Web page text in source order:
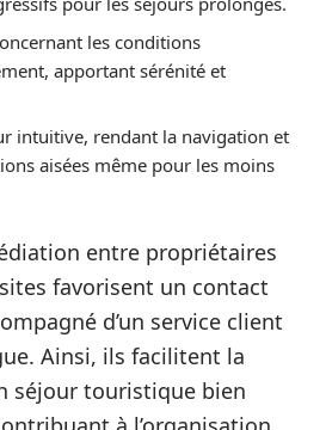
les conditions
apportant sérénité et
intuitive, rendant la navigation et
aisées même pour les moins
entre propriétaires
favorisent un contact
d’un service client
Ainsi, ils facilitent la
séjour touristique bien